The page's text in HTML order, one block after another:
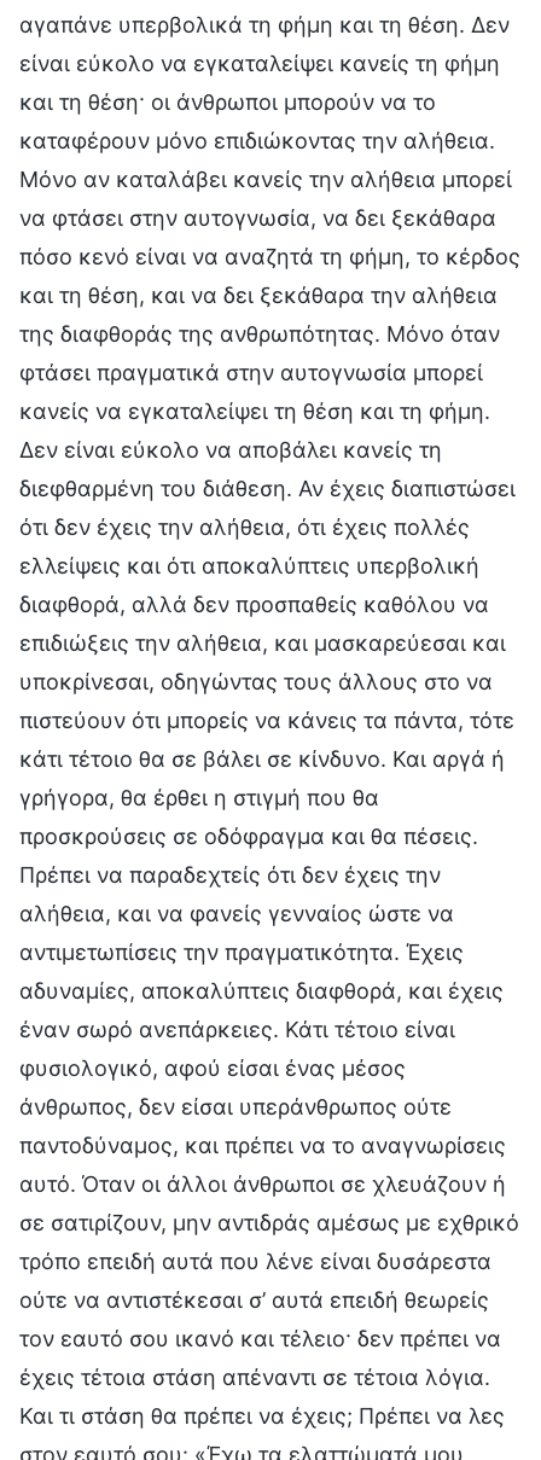
αγαπάνε υπερβολικά τη φήμη και τη θέση. Δεν
είναι εύκολο να εγκαταλείψει κανείς τη φήμη
και τη θέση· οι άνθρωποι μπορούν να το
καταφέρουν μόνο επιδιώκοντας την αλήθεια.
Μόνο αν καταλάβει κανείς την αλήθεια μπορεί
να φτάσει στην αυτογνωσία, να δει ξεκάθαρα
πόσο κενό είναι να αναζητά τη φήμη, το κέρδος
και τη θέση, και να δει ξεκάθαρα την αλήθεια
της διαφθοράς της ανθρωπότητας. Μόνο όταν
φτάσει πραγματικά στην αυτογνωσία μπορεί
κανείς να εγκαταλείψει τη θέση και τη φήμη.
Δεν είναι εύκολο να αποβάλει κανείς τη
διεφθαρμένη του διάθεση. Αν έχεις διαπιστώσει
ότι δεν έχεις την αλήθεια, ότι έχεις πολλές
ελλείψεις και ότι αποκαλύπτεις υπερβολική
διαφθορά, αλλά δεν προσπαθείς καθόλου να
επιδιώξεις την αλήθεια, και μασκαρεύεσαι και
υποκρίνεσαι, οδηγώντας τους άλλους στο να
πιστεύουν ότι μπορείς να κάνεις τα πάντα, τότε
κάτι τέτοιο θα σε βάλει σε κίνδυνο. Και αργά ή
γρήγορα, θα έρθει η στιγμή που θα
προσκρούσεις σε οδόφραγμα και θα πέσεις.
Πρέπει να παραδεχτείς ότι δεν έχεις την
αλήθεια, και να φανείς γενναίος ώστε να
αντιμετωπίσεις την πραγματικότητα. Έχεις
αδυναμίες, αποκαλύπτεις διαφθορά, και έχεις
έναν σωρό ανεπάρκειες. Κάτι τέτοιο είναι
φυσιολογικό, αφού είσαι ένας μέσος
άνθρωπος, δεν είσαι υπεράνθρωπος ούτε
παντοδύναμος, και πρέπει να το αναγνωρίσεις
αυτό. Όταν οι άλλοι άνθρωποι σε χλευάζουν ή
σε σατιρίζουν, μην αντιδράς αμέσως με εχθρικό
τρόπο επειδή αυτά που λένε είναι δυσάρεστα
ούτε να αντιστέκεσαι σ’ αυτά επειδή θεωρείς
τον εαυτό σου ικανό και τέλειο· δεν πρέπει να
έχεις τέτοια στάση απέναντι σε τέτοια λόγια.
Και τι στάση θα πρέπει να έχεις; Πρέπει να λες
στον εαυτό σου: «Έχω τα ελαττώματά μου,